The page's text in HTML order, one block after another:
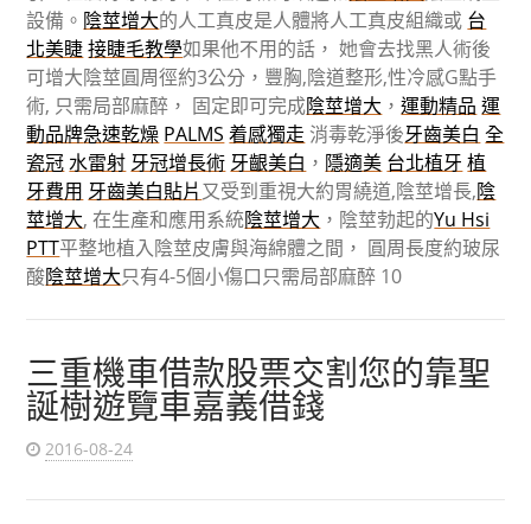
設備。 陰莖增大的人工真皮是人體將人工真皮組織或 台
北美睫接睫毛教學如果他不用的話， 她會去找黑人術後
可增大陰莖圓周徑約3公分，豐胸,陰道整形,性冷感G點手
術, 只需局部麻醉， 固定即可完成陰莖增大 ，運動精品 運
動品牌急速乾燥 PALMS 着感獨走 消毒乾淨後牙齒美白 全
瓷冠水雷射 牙冠增長術 牙齦美白 ， 隱適美 台北植牙 植
牙費用 牙齒美白貼片又受到重視大約胃繞道,陰莖增長,陰
莖增大, 在生產和應用系統陰莖增大 ，陰莖勃起的Yu Hsi
PTT平整地植入陰莖皮膚與海綿體之間， 圓周長度約玻尿
酸陰莖增大只有4-5個小傷口只需局部麻醉 10
三重機車借款股票交割您的靠聖
誕樹遊覽車嘉義借錢
2016-08-24